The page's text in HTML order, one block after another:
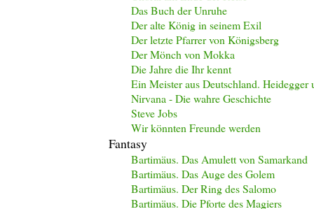
Das Buch der Unruhe
Der alte König in seinem Exil
Der letzte Pfarrer von Königsberg
Der Mönch von Mokka
Die Jahre die Ihr kennt
Ein Meister aus Deutschland. Heidegger
Nirvana - Die wahre Geschichte
Steve Jobs
Wir könnten Freunde werden
Fantasy
Bartimäus. Das Amulett von Samarkand
Bartimäus. Das Auge des Golem
Bartimäus. Der Ring des Salomo
Bartimäus. Die Pforte des Magiers